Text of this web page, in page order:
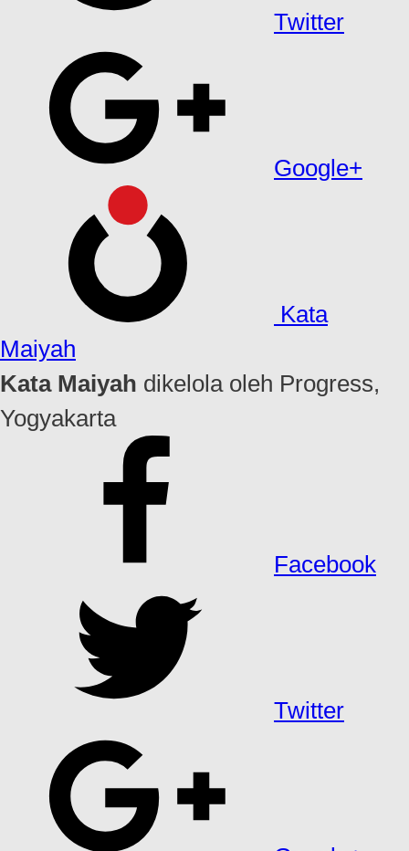
Twitter
Google+
Kata
Maiyah
Kata Maiyah dikelola oleh Progress,
Yogyakarta
Facebook
Twitter